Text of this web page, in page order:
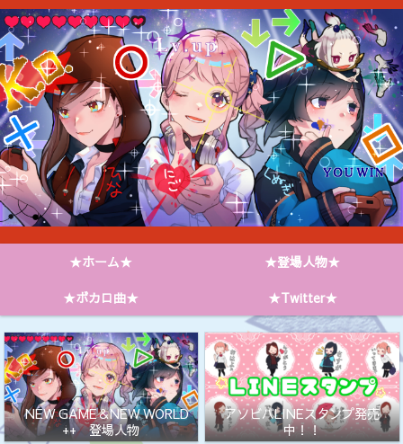
★ホーム★
★登場人物★
★ボカロ曲★
★Twitter★
NEW GAME＆NEW WORLD
++ 登場人物
アソビバLINEスタンプ発売
中！！